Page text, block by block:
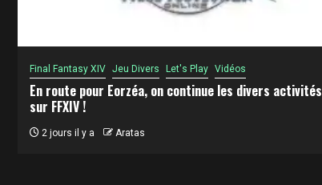
Final Fantasy XIV Jeu Divers Let's Play Vidéos
En route pour Eorzéa, on continue les divers activités
sur FFXIV !
2 jours il y a Aratas